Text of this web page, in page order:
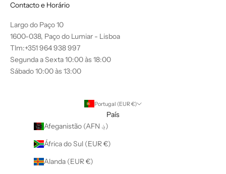
Contacto e Horário
Largo do Paço 10
1600-038, Paço do Lumiar - Lisboa
Tlm:+351 964 938 997
Segunda a Sexta 10:00 às 18:00
Sábado 10:00 às 13:00
Portugal (EUR €)
País
Afeganistão (AFN ؋)
África do Sul (EUR €)
Alanda (EUR €)